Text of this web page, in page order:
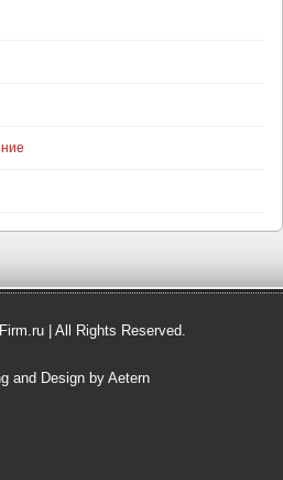
| All Rights Reserved.
and Design by Aetern